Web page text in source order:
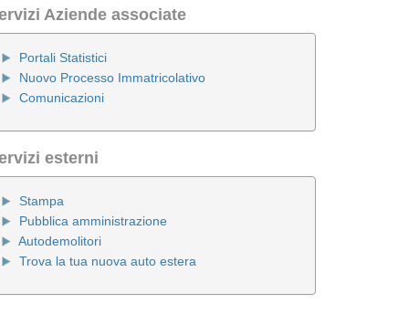
Aziende associate
Portali Statistici
Nuovo Processo Immatricolativo
Comunicazioni
esterni
Stampa
Pubblica amministrazione
Autodemolitori
Trova la tua nuova auto estera